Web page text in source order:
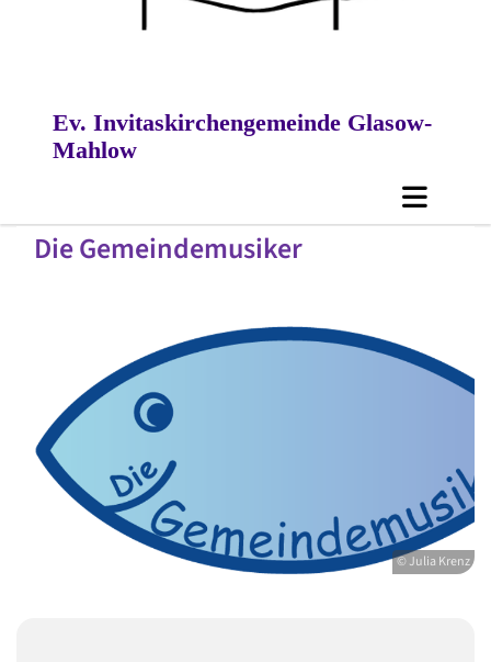
Ev. Invitaskirchengemeinde Glasow-
Mahlow
Die Gemeindemusiker
© Julia Krenz